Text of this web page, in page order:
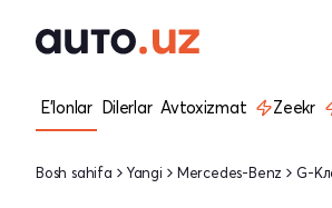
E'lonlar Dilerlar Avtoxizmat Zeekr
Bosh sahifa Yangi Mercedes-Benz G-